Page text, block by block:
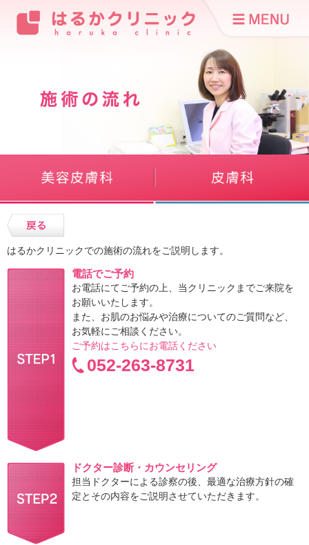
はるかクリニックでの施術の流れをご説明します。
電話でご予約
お電話にてご予約の上、当クリニックまでご来院を
お願いいたします。
また、お肌のお悩みや治療についてのご質問など、
お気軽にご相談ください。
ご予約はこちらにお電話ください
052-263-8731
ドクター診断・カウンセリング
担当ドクターによる診察の後、最適な治療方針の確
定とその内容をご説明させていただきます。